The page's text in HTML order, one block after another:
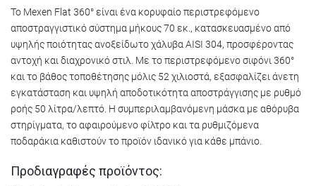
Το Mexen Flat 360° είναι ένα κορυφαίο περιστρεφόμενο
αποστραγγιστικό σύστημα μήκους 70 εκ., κατασκευασμένο από
υψηλής ποιότητας ανοξείδωτο χάλυβα AISI 304, προσφέροντας
αντοχή και διαχρονικό στιλ. Με το περιστρεφόμενο σιφόνι 360°
και το βάθος τοποθέτησης μόλις 52 χιλιοστά, εξασφαλίζει άνετη
εγκατάσταση και υψηλή αποδοτικότητα αποστράγγισης με ρυθμό
ροής 50 λίτρα/λεπτό. Η συμπεριλαμβανόμενη μάσκα με αθόρυβα
στηρίγματα, το αφαιρούμενο φίλτρο και τα ρυθμιζόμενα
ποδαράκια καθιστούν το προϊόν ιδανικό για κάθε μπάνιo.
Προδιαγραφές προϊόντος: